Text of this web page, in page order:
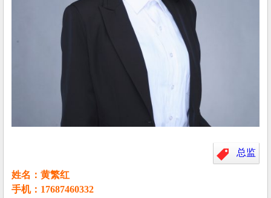
总监
姓名：黄繁红
手机：17687460332